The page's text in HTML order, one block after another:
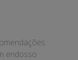
endosso